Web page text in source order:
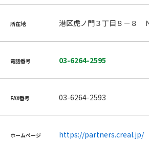
所在地 港区虎ノ門３丁目８－８
電話番号 03-6264-2595
FAX番号 03-6264-2593
ホームページ https://partners.creal.jp/